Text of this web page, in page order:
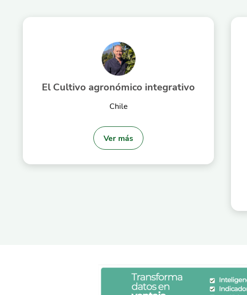
El Cultivo agronómico integrativo
Chile
Ver más